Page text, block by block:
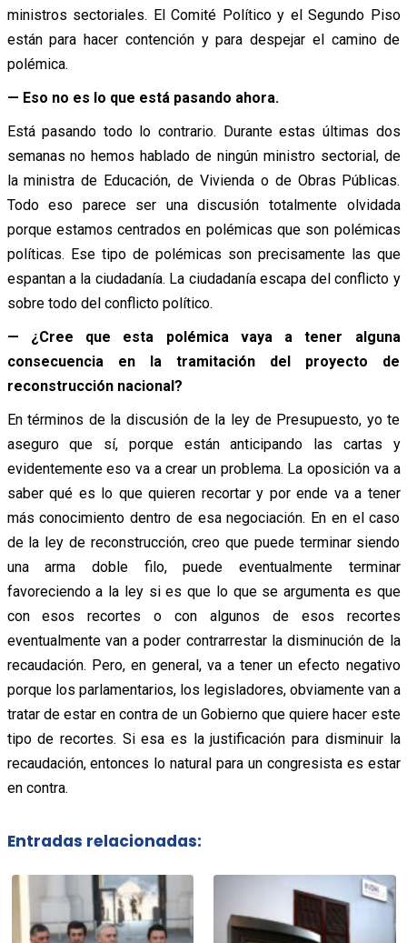
ministros sectoriales. El Comité Político y el Segundo Piso
están para hacer contención y para despejar el camino de
polémica.
— Eso no es lo que está pasando ahora.
Está pasando todo lo contrario. Durante estas últimas dos
semanas no hemos hablado de ningún ministro sectorial, de
la ministra de Educación, de Vivienda o de Obras Públicas.
Todo eso parece ser una discusión totalmente olvidada
porque estamos centrados en polémicas que son polémicas
políticas. Ese tipo de polémicas son precisamente las que
espantan a la ciudadanía. La ciudadanía escapa del conflicto y
sobre todo del conflicto político.
— ¿Cree que esta polémica vaya a tener alguna
consecuencia en la tramitación del proyecto de
reconstrucción nacional?
En términos de la discusión de la ley de Presupuesto, yo te
aseguro que sí, porque están anticipando las cartas y
evidentemente eso va a crear un problema. La oposición va a
saber qué es lo que quieren recortar y por ende va a tener
más conocimiento dentro de esa negociación. En en el caso
de la ley de reconstrucción, creo que puede terminar siendo
una arma doble filo, puede eventualmente terminar
favoreciendo a la ley si es que lo que se argumenta es que
con esos recortes o con algunos de esos recortes
eventualmente van a poder contrarrestar la disminución de la
recaudación. Pero, en general, va a tener un efecto negativo
porque los parlamentarios, los legisladores, obviamente van a
tratar de estar en contra de un Gobierno que quiere hacer este
tipo de recortes. Si esa es la justificación para disminuir la
recaudación, entonces lo natural para un congresista es estar
en contra.
Entradas relacionadas: